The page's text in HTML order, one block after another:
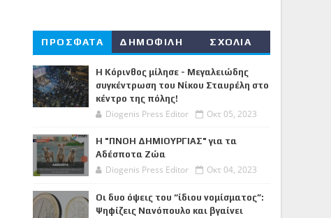
ΠΡΟΣΦΑΤΑ ΔΗΜΟΦΙΛΗ ΣΧΟΛΙΑ
Η Κόρινθος μίλησε - Μεγαλειώδης
συγκέντρωση του Νίκου Σταυρέλη στο
κέντρο της πόλης!
Diogenis Press Editor Οκτ 05, 2023
Η "ΠΝΟΗ ΔΗΜΙΟΥΡΓΙΑΣ" για τα
Αδέσποτα Ζώα
Diogenis Press Editor Οκτ 04, 2023
Οι δυο όψεις του “ίδιου νομίσματος”:
Ψηφίζεις Νανόπουλο και βγαίνει